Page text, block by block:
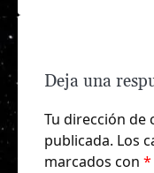
Deja una
Tu dirección de
publicada. Los
marcados con *